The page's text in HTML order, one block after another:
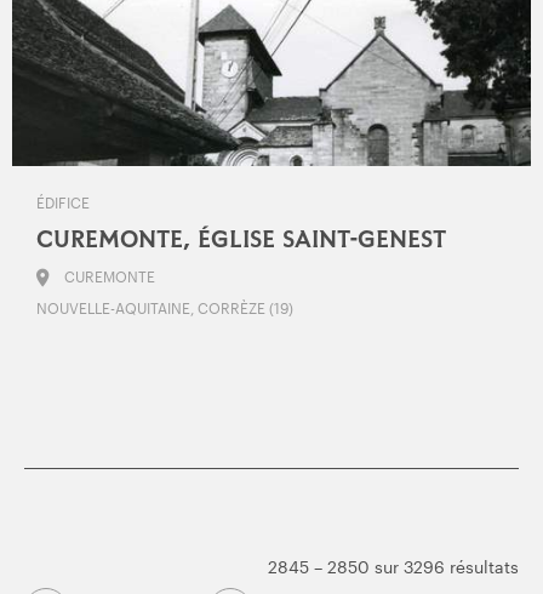
ÉDIFICE
CUREMONTE, ÉGLISE SAINT-GENEST
CUREMONTE
NOUVELLE-AQUITAINE, CORRÈZE (19)
2845 – 2850 sur 3296 résultats